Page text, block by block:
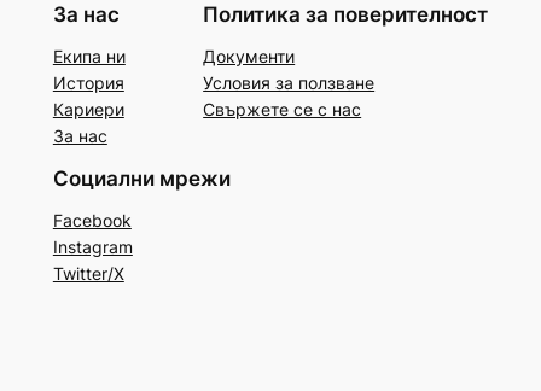
За нас
Екипа ни
История
Кариери
За нас
Политика за поверителност
Документи
Условия за ползване
Свържете се с нас
Социални мрежи
Facebook
Instagram
Twitter/X